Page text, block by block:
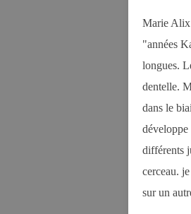
Marie Alix
"années
longues.
dentelle.
dans le
développe
différents
cerceau.
sur un